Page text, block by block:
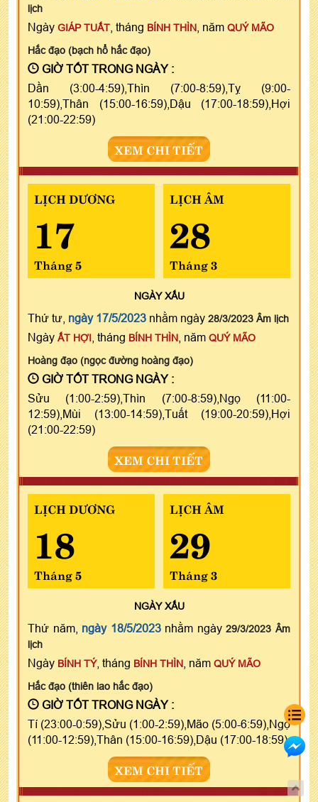
lịch
Ngày GIÁP TUẤT , tháng BÍNH THÌN , năm QUÝ MÃO
Hắc đạo (bạch hổ hắc đạo)
GIỜ TỐT TRONG NGÀY :
Dần (3:00-4:59),Thìn (7:00-8:59),Tỵ (9:00-
10:59),Thân (15:00-16:59),Dậu (17:00-18:59),Hợi
(21:00-22:59)
XEM CHI TIẾT
LỊCH DƯƠNG
17
Tháng 5
LỊCH ÂM
28
Tháng 3
NGÀYXẤU
Thứ tư, ngày 17/5/2023 nhằm ngày 28/3/2023 Âm lịch
Ngày ẤT HỢI , tháng BÍNH THÌN , năm QUÝ MÃO
Hoàng đạo (ngọc đường hoàng đạo)
GIỜ TỐT TRONG NGÀY :
Sửu (1:00-2:59),Thìn (7:00-8:59),Ngọ (11:00-
12:59),Mùi (13:00-14:59),Tuất (19:00-20:59),Hợi
(21:00-22:59)
XEM CHI TIẾT
LỊCH DƯƠNG
18
Tháng 5
LỊCH ÂM
29
Tháng 3
NGÀYXẤU
Thứ năm, ngày 18/5/2023nhằm ngày29/3/2023 Âm
lịch
Ngày BÍNH TÝ, tháng BÍNH THÌN , năm QUÝ MÃO
Hắc đạo (thiên lao hắc đạo)
GIỜ TỐT TRONG NGÀY :
Tí (23:00-0:59),Sửu (1:00-2:59),Mão (5:00-6:59),Ngọ
(11:00-12:59),Thân (15:00-16:59),Dậu (17:00-18:59)
XEM CHI TIẾT